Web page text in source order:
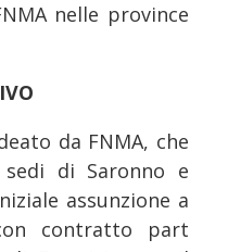
nelle province
da FNMA, che
di Saronno e
assunzione a
contratto part